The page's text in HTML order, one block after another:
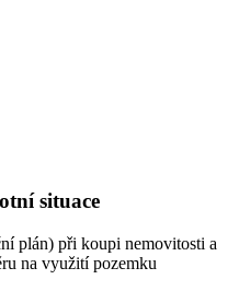
situace
plán) při koupi nemovitosti a
na využití pozemku